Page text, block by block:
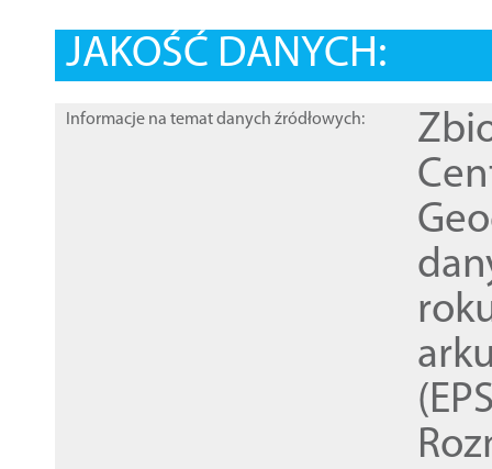
JAKOŚĆ DANYCH:
Informacje na temat danych źródłowych: